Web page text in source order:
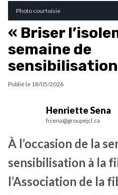
Photo courtoisie
« Briser
semaine de
Publié le 18/05/2026
Henriette Sena
hsena@groupejcl.ca
À l’occasion de la
sensibilisation à la
l’Association de la